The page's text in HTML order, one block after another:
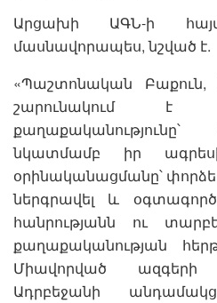
Արցախի ԱԳՆ-ի
մասնավորապես, նշված է.
«Պաշտոնական Բաքուն,
շարունակում է
նկատմամբ իր
օրինականացմանը՝
ներգրավել և
հանրությանն ու
քաղաքականության
Միավորված ազգերի
Ադրբեջանի